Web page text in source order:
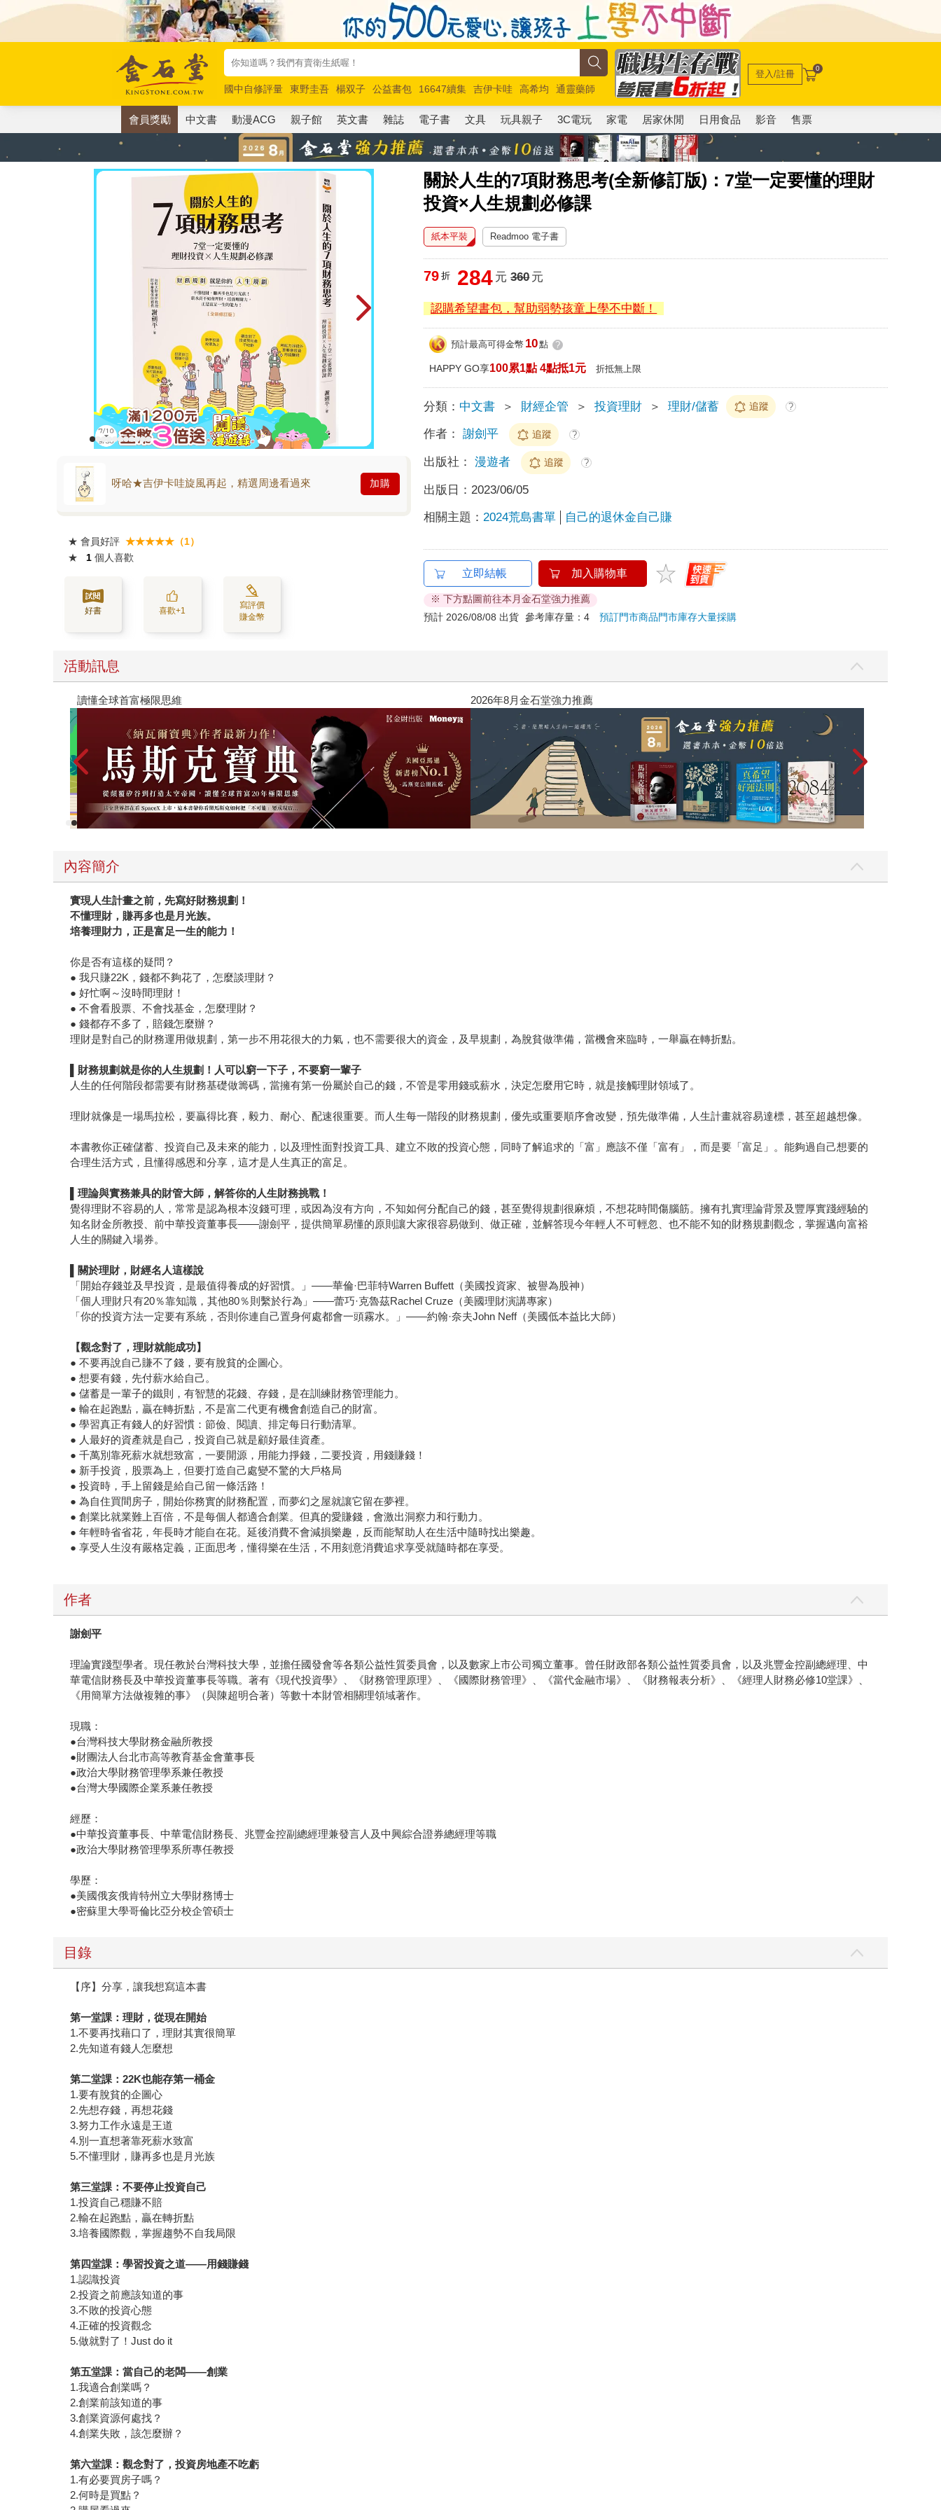
國中自修評量 東野圭吾 楊双子 公益書包 16647續集 吉伊卡哇 高希均
通靈藥師
唯紅花綻放
奧德賽 路邊攤新作 馬斯克 玩具總動員5 超慢跑
登入/註冊 0
會員獎勵 中文書 動漫ACG 親子館 英文書 雜誌 電子書 文具 玩具親子 3C電玩 家電 居家休閒 日用食品 影音 售票
關於人生的7項財務思考(全新修訂版)：7堂一定要懂的理財
投資×人生規劃必修課
呀哈★吉伊卡哇旋風再起，精選周邊看過來 加購
★ 會員好評 ★★★★★（1）
★
1 個人喜歡
好書 喜歡+1
寫評價
賺金幣
紙本平裝 Readmoo 電子書
79 折 284 元 360元
認購希望書包，幫助弱勢孩童上學不中斷！
預計最高可得金幣 10點 ?
HAPPY GO享100累1點 4點抵1元 折抵無上限
分類： 中文書 ＞ 財經企管 ＞ 投資理財 ＞ 理財/儲蓄 追蹤 ?
作者： 謝劍平 追蹤 ?
出版社： 漫遊者 追蹤 ?
出版日： 2023/06/05
相關主題： 2024荒島書單 自己的退休金自己賺
立即結帳 加入購物車
※ 下方點圖前往本月金石堂強力推薦
預計 2026/08/08 出貨 參考庫存量：4預訂門市商品門市庫存大量採購
活動訊息
【父親節禮物展】5折起，滿888送88點金幣 閱讀漫遊錄-2026上半年暢銷榜
內容簡介
實現人生計畫之前，先寫好財務規劃！
不懂理財，賺再多也是月光族。
培養理財力，正是富足一生的能力！
你是否有這樣的疑問？
● 我只賺22K，錢都不夠花了，怎麼談理財？
● 好忙啊～沒時間理財！
● 不會看股票、不會找基金，怎麼理財？
● 錢都存不多了，賠錢怎麼辦？
理財是對自己的財務運用做規劃，第一步不用花很大的力氣，也不需要很大的資金，及早規劃，為脫貧做準備，當機會來臨時，一舉贏在轉折點。
財務規劃就是你的人生規劃！人可以窮一下子，不要窮一輩子
人生的任何階段都需要有財務基礎做籌碼，當擁有第一份屬於自己的錢，不管是零用錢或薪水，決定怎麼用它時，就是接觸理財領域了。
理財就像是一場馬拉松，要贏得比賽，毅力、耐心、配速很重要。而人生每一階段的財務規劃，優先或重要順序會改變，預先做準備，人生計畫就容易達標，甚至超越想像。
本書教你正確儲蓄、投資自己及未來的能力，以及理性面對投資工具、建立不敗的投資心態，同時了解追求的「富」應該不僅「富有」，而是要「富足」。能夠過自己想要的
合理生活方式，且懂得感恩和分享，這才是人生真正的富足。
▌理論與實務兼具的財管大師，解答你的人生財務挑戰！
覺得理財不容易的人，常常是認為根本沒錢可理，或因為沒有方向，不知如何分配自己的錢，甚至覺得規劃很麻煩，不想花時間傷腦筋。擁有扎實理論背景及豐厚實踐經驗的
知名財金所教授、前中華投資董事長——謝劍平，提供簡單易懂的原則讓大家很容易做到、做正確，並解答現今年輕人不可輕忽、也不能不知的財務規劃觀念，掌握邁向富裕
人生的關鍵入場券。
關於理財，財經名人這樣說
「開始存錢並及早投資，是最值得養成的好習慣。」——華倫·巴菲特Warren Buffett（美國投資家、被譽為股神）
「個人理財只有20％靠知識，其他80％則繫於行為」——蕾巧·克魯茲Rachel Cruze（美國理財演講專家）
「你的投資方法一定要有系統，否則你連自己置身何處都會一頭霧水。」——約翰·奈夫John Neff（美國低本益比大師）
【觀念對了，理財就能成功】
● 不要再說自己賺不了錢，要有脫貧的企圖心。
● 想要有錢，先付薪水給自己。
● 儲蓄是一輩子的鐵則，有智慧的花錢、存錢，是在訓練財務管理能力。
● 輸在起跑點，贏在轉折點，不是富二代更有機會創造自己的財富。
● 學習真正有錢人的好習慣：節儉、閱讀、排定每日行動清單。
● 人最好的資產就是自己，投資自己就是顧好最佳資產。
● 千萬別靠死薪水就想致富，一要開源，用能力掙錢，二要投資，用錢賺錢！
● 新手投資，股票為上，但要打造自己處變不驚的大戶格局
● 投資時，手上留錢是給自己留一條活路！
● 為自住買間房子，開始你務實的財務配置，而夢幻之屋就讓它留在夢裡。
● 創業比就業難上百倍，不是每個人都適合創業。但真的愛賺錢，會激出洞察力和行動力。
● 年輕時省省花，年長時才能自在花。延後消費不會減損樂趣，反而能幫助人在生活中隨時找出樂趣。
● 享受人生沒有嚴格定義，正面思考，懂得樂在生活，不用刻意消費追求享受就隨時都在享受。
作者
謝劍平
理論實踐型學者。現任教於台灣科技大學，並擔任國發會等各類公益性質委員會，以及數家上市公司獨立董事。曾任財政部各類公益性質委員會，以及兆豐金控副總經理、中
華電信財務長及中華投資董事長等職。著有《現代投資學》、《財務管理原理》、《國際財務管理》、《當代金融市場》、《財務報表分析》、《經理人財務必修10堂課》、
《用簡單方法做複雜的事》（與陳超明合著）等數十本財管相關理領域著作。
現職：
●台灣科技大學財務金融所教授
●財團法人台北市高等教育基金會董事長
●政治大學財務管理學系兼任教授
●台灣大學國際企業系兼任教授
經歷：
●中華投資董事長、中華電信財務長、兆豐金控副總經理兼發言人及中興綜合證券總經理等職
●政治大學財務管理學系所專任教授
學歷：
●美國俄亥俄肯特州立大學財務博士
●密蘇里大學哥倫比亞分校企管碩士
目錄
【序】分享，讓我想寫這本書
第一堂課：理財，從現在開始
1.不要再找藉口了，理財其實很簡單
2.先知道有錢人怎麼想
第二堂課：22K也能存第一桶金
1.要有脫貧的企圖心
2.先想存錢，再想花錢
3.努力工作永遠是王道
4.別一直想著靠死薪水致富
5.不懂理財，賺再多也是月光族
第三堂課：不要停止投資自己
1.投資自己穩賺不賠
2.輸在起跑點，贏在轉折點
3.培養國際觀，掌握趨勢不自我局限
第四堂課：學習投資之道——用錢賺錢
1.認識投資
2.投資之前應該知道的事
3.不敗的投資心態
4.正確的投資觀念
5.做就對了！Just do it
第五堂課：當自己的老闆——創業
1.我適合創業嗎？
2.創業前該知道的事
3.創業資源何處找？
4.創業失敗，該怎麼辦？
第六堂課：觀念對了，投資房地產不吃虧
1.有必要買房子嗎？
2.何時是買點？